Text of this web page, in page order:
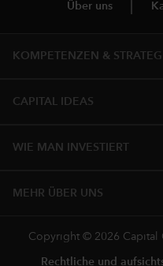
Über uns
KOMPETENZEN &
CAPITAL IDEAS
WIE MAN INVESTIERT
MEHR ÜBER UNS
Copyright © 2026 Capital
Rechtliche und